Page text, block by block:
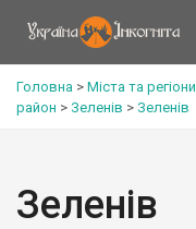
Головна > Міста та регіони
район > Зеленів > Зеленів
Зеленів